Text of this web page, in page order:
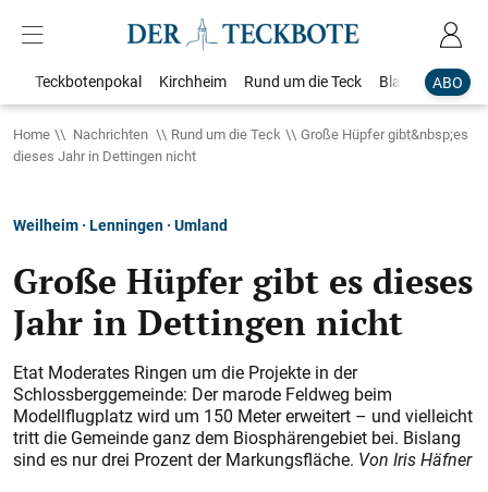
ABO
Teckbotenpokal Kirchheim Rund um die Teck Blaulicht
Home Nachrichten Rund um die Teck
Große Hüpfer gibt&nbsp;es
dieses Jahr in Dettingen nicht
Weilheim · Lenningen · Umland
Große Hüpfer gibt es dieses
Jahr in Dettingen nicht
Etat Moderates Ringen um die Projekte in der
Schlossberggemeinde: Der marode Feldweg beim
Modellflugplatz wird um 150 Meter erweitert – und vielleicht
tritt die Gemeinde ganz dem Biosphärengebiet bei. Bislang
sind es nur drei Prozent der Markungsfläche. Von Iris Häfner